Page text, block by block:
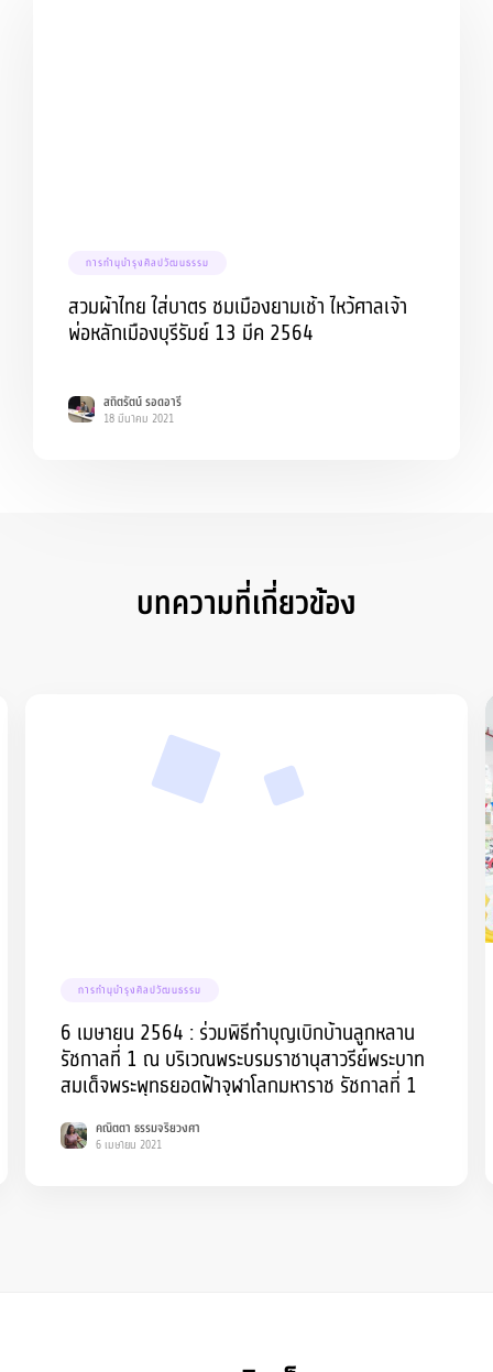
การทำนุบำรุงศิลปวัฒนธรรม
สวมผ้าไทย ใส่บาตร ชมเมืองยามเช้า ไหว้ศาลเจ้า
พ่อหลักเมืองบุรีรัมย์ 13 มีค 2564
สถิตรัตน์ รอดอารี
18 มีนาคม 2021
บทความที่เกี่ยวข้อง
การทำนุบำรุงศิลปวัฒนธรรม
6 เมษายน 2564 : ร่วมพิธีทำบุญเบิกบ้านลูกหลาน
รัชกาลที่ 1 ณ บริเวณพระบรมราชานุสาวรีย์พระบาท
สมเด็จพระพุทธยอดฟ้าจุฬาโลกมหาราช รัชกาลที่ 1
คณิตตา ธรรมจริยวงศา
6 เมษายน 2021